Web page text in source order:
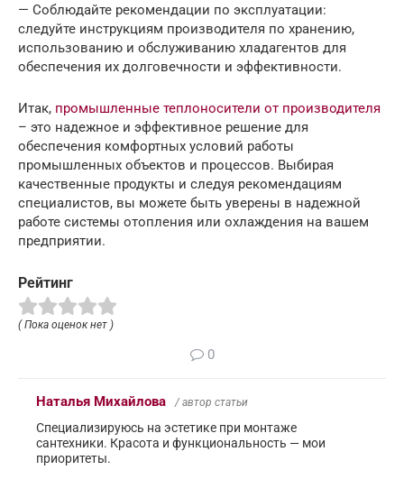
— Соблюдайте рекомендации по эксплуатации:
следуйте инструкциям производителя по хранению,
использованию и обслуживанию хладагентов для
обеспечения их долговечности и эффективности.
Итак, промышленные теплоносители от производителя
– это надежное и эффективное решение для
обеспечения комфортных условий работы
промышленных объектов и процессов. Выбирая
качественные продукты и следуя рекомендациям
специалистов, вы можете быть уверены в надежной
работе системы отопления или охлаждения на вашем
предприятии.
Рейтинг
( Пока оценок нет )
0
Наталья Михайлова / автор статьи
Специализируюсь на эстетике при монтаже
сантехники. Красота и функциональность — мои
приоритеты.